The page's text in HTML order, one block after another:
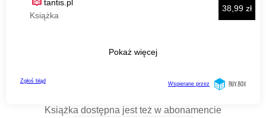
Książka dostępna jest też w abonamencie